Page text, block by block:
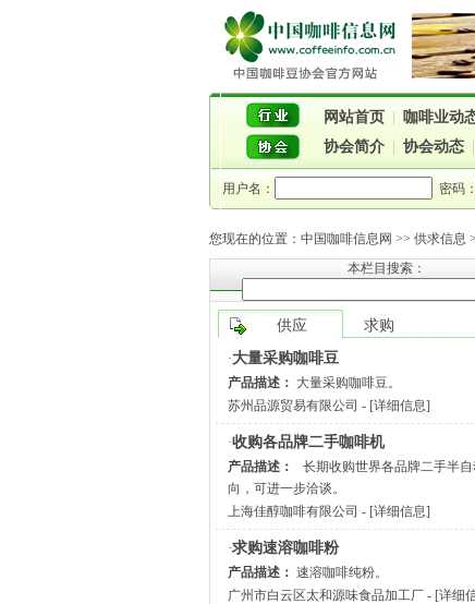
网站首页 咖啡业动
协会简介
协会动态
用户名： 密码：
您现在的位置： 中国咖啡信息网 >> 供求信息
本栏目搜索：
供应 求购
·大量采购咖啡豆
产品描述： 大量采购咖啡豆。
苏州品源贸易有限公司 - [详细信息]
·收购各品牌二手咖啡机
产品描述：
长期收购世界各品牌二手半
向，可进一步洽谈。
上海佳醇咖啡有限公司 - [详细信息]
·求购速溶咖啡粉
产品描述： 速溶咖啡纯粉。
广州市白云区太和源味食品加工厂- [详细